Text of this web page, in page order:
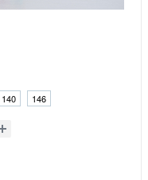
140 146